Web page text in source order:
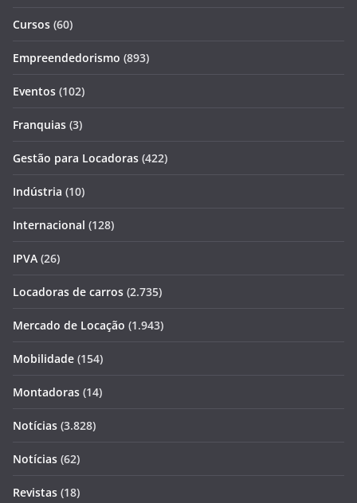
Cursos (60)
Empreendedorismo (893)
Eventos (102)
Franquias (3)
Gestão para Locadoras (422)
Indústria (10)
Internacional (128)
IPVA (26)
Locadoras de carros (2.735)
Mercado de Locação (1.943)
Mobilidade (154)
Montadoras (14)
Notícias (3.828)
Notícias (62)
Revistas (18)